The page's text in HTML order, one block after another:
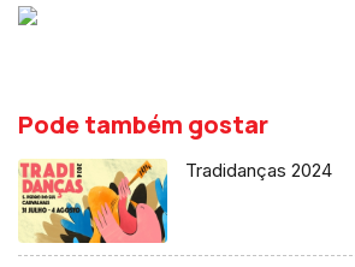
Pode também gostar
Tradidanças 2024